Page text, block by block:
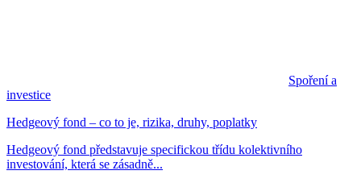
Spoření a
investice
Hedgeový fond – co to je, rizika, druhy, poplatky
Hedgeový fond představuje specifickou třídu kolektivního
investování, která se zásadně...